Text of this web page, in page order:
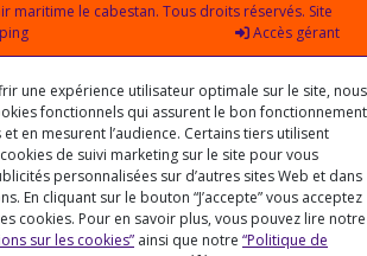
maritime le cabestan. Tous droits réservés. Site
Accès gérant
une expérience utilisateur optimale sur le site, nous
fonctionnels qui assurent le bon fonctionnement
en mesurent l’audience. Certains tiers utilisent
de suivi marketing sur le site pour vous
personnalisées sur d’autres sites Web et dans
En cliquant sur le bouton “J’accepte” vous acceptez
cookies. Pour en savoir plus, vous pouvez lire notre
sur les cookies” ainsi que notre “Politique de